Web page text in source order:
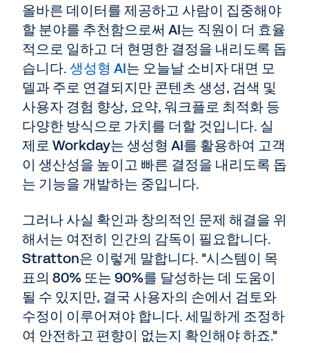
올바른 데이터를 제공하고 사람이 집중해야
할 분야를 추천함으로써 AI는 직원이 더 효율
적으로 일하고 더 현명한 결정을 내리도록 돕
습니다.생성형 AI는 오늘날 소비자 대면 모
델과 주로 연결되지만 콘텐츠 생성, 검색 및
사용자 경험 향상, 요약, 워크플로 최적화 등
다양한 방식으로 가치를 더할 것입니다. 실
제로 Workday는 생성형 AI를 활용하여 고객
이 생산성을 높이고 빠른 결정을 내리도록 돕
는 기능을 개발하는 중입니다.
그러나 사실 확인과 창의적인 문제 해결을 위
해서는 여전히 인간의 감독이 필요합니다.
Stratton은 이렇게 말합니다. "시스템이 목
표의 80% 또는 90%를 달성하는 데 도움이
될 수 있지만, 결국 사용자의 손에서 검토와
수정이 이루어져야 합니다. 세밀하게 조정하
여 안전하고 편향이 없는지 확인해야 하죠."